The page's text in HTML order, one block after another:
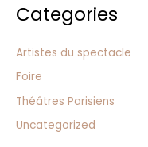
Categories
Artistes du spectacle
Foire
Théâtres Parisiens
Uncategorized